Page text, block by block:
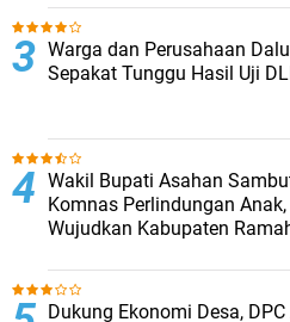
Warga dan Perusahaan
Sepakat Tunggu Hasil Uji
Wakil Bupati Asahan
Komnas Perlindungan
Wujudkan Kabupaten
Dukung Ekonomi Desa, DPC